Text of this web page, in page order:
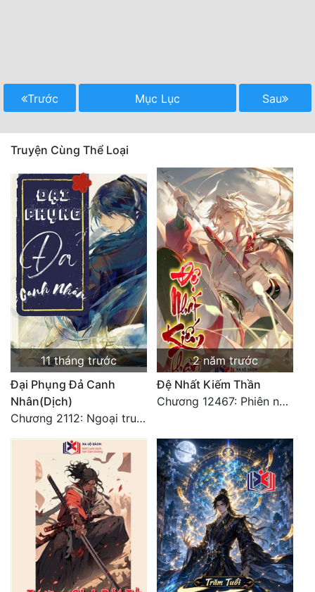
Trước Mục Lục Sau
Truyện Cùng Thể Loại
11 tháng trước
Đại Phụng Đả Canh
Nhân(Dịch)
Chương 2112: Ngoại truyện 3 - Tiệc mừng công
2 năm trước
Đệ Nhất Kiếm Thần
Chương 12467: Phiên ngoại 20: Sinh nhật vui vẻ - Hoàn